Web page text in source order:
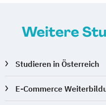
Weitere
Studieren in Österreich
E-Commerce